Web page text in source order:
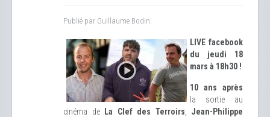
Publié par Guillaume Bodin.
LIVE facebook
du jeudi 18
mars à 18h30 !
10 ans après
la sortie au
cinéma de
La Clef des Terroirs
Jean-Philippe